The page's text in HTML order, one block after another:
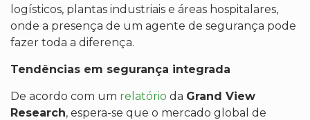
logísticos, plantas industriais e áreas hospitalares,
onde a presença de um agente de segurança pode
fazer toda a diferença.
Tendências em segurança integrada
De acordo com um relatório da Grand View
Research, espera-se que o mercado global de